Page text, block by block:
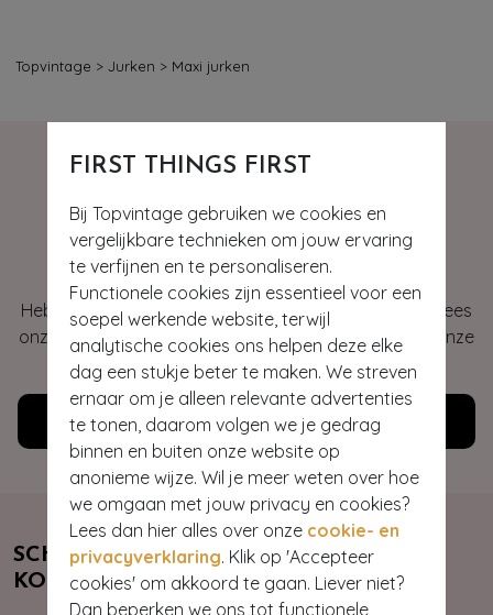
FIRST THINGS FIRST
Bij Topvintage gebruiken we cookies en
vergelijkbare technieken om jouw ervaring
te verfijnen en te personaliseren.
Functionele cookies zijn essentieel voor een
soepel werkende website, terwijl
analytische cookies ons helpen deze elke
dag een stukje beter te maken. We streven
ernaar om je alleen relevante advertenties
te tonen, daarom volgen we je gedrag
binnen en buiten onze website op
anonieme wijze. Wil je meer weten over hoe
we omgaan met jouw privacy en cookies?
Lees dan hier alles over onze cookie- en
privacyverklaring. Klik op 'Accepteer
cookies' om akkoord te gaan. Liever niet?
Dan beperken we ons tot functionele
Topvintage > Jurken > Maxi jurken
Hey gorgeous
Heb je vragen of heb je hulp nodig bij je bestelling? Lees
onze veelgestelde vragen of neem contact op met onze
klantenservice. Wij helpen je graag!
Klantenservice
SCHRIJF JE NU IN & ONTVANG 10%
KORTING